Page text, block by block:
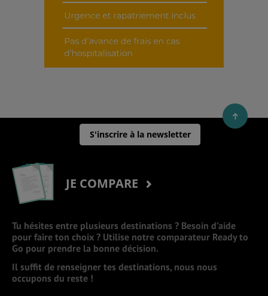
S'inscrire à la newsletter
JE COMPARE
Tu hésites entre plusieurs destinations ? Besoin d’aide
pour faire ton choix ? Utilise notre comparateur Ready to
Go pour prendre la bonne décision.
Il suffit de renseigner tes destinations, nous nous
occupons du reste !